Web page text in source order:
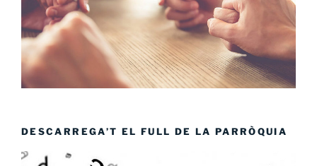
DESCARREGA’T EL FULL DE LA PARRÒQUIA